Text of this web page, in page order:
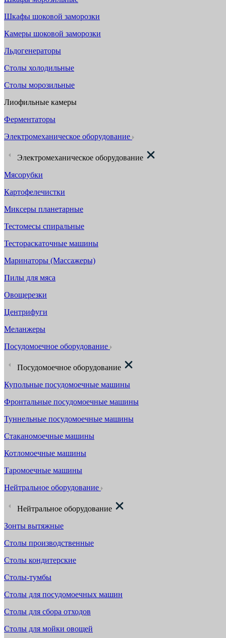
Шкафы шоковой заморозки
Камеры шоковой заморозки
Льдогенераторы
Столы холодильные
Столы морозильные
Лиофильные камеры
Ферментаторы
Электромеханическое оборудование
Электромеханическое оборудование
Мясорубки
Картофелечистки
Миксеры планетарные
Тестомесы спиральные
Тестораскаточные машины
Маринаторы (Массажеры)
Пилы для мяса
Овощерезки
Центрифуги
Меланжеры
Посудомоечное оборудование
Посудомоечное оборудование
Купольные посудомоечные машины
Фронтальные посудомоечные машины
Туннельные посудомоечные машины
Стаканомоечные машины
Котломоечные машины
Таромоечные машины
Нейтральное оборудование
Нейтральное оборудование
Зонты вытяжные
Столы производственные
Столы кондитерские
Столы-тумбы
Столы для посудомоечных машин
Столы для сбора отходов
Столы для мойки овощей